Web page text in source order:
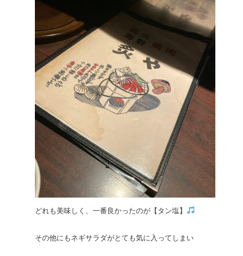
どれも美味しく、一番良かったのが【タン塩】
その他にもネギサラダがとても気に入ってしまい